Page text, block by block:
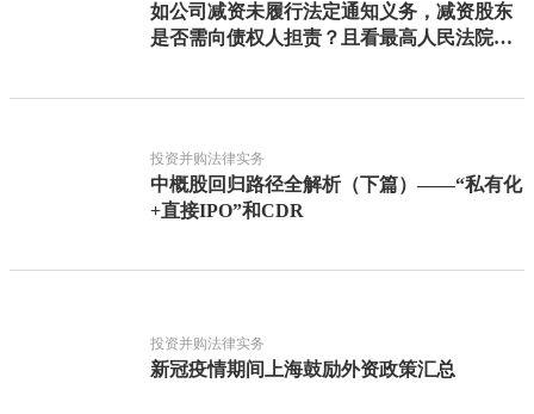
如公司减资未履行法定通知义务，减资股东
是否需向债权人担责？且看最高人民法院怎
投资并购法律实务
中概股回归路径全解析（下篇）——“私有化
+直接IPO”和CDR
投资并购法律实务
新冠疫情期间上海鼓励外资政策汇总